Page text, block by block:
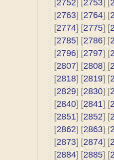
[2752] [2753] [
[2763] [2764] [
[2774] [2775] [
[2785] [2786] [
[2796] [2797] [
[2807] [2808] [
[2818] [2819] [
[2829] [2830] [
[2840] [2841] [
[2851] [2852] [
[2862] [2863] [
[2873] [2874] [
[2884] [2885] [